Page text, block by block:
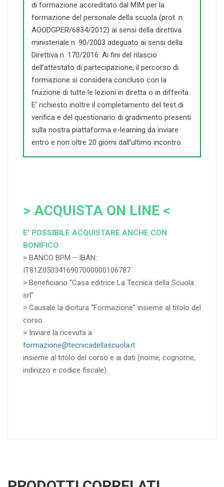
di formazione accreditato dal MIM per la
formazione del personale della scuola (prot. n.
AOODGPER/6834/2012) ai sensi della direttiva
ministeriale n. 90/2003 adeguato ai sensi della
Direttiva n. 170/2016. Ai fini del rilascio
dell’attestato di partecipazione, il percorso di
formazione si considera concluso con la
fruizione di tutte le lezioni in diretta o in differita.
E’ richiesto inoltre il completamento del test di
verifica e del questionario di gradimento presenti
sulla nostra piattaforma e-learning da inviare
entro e non oltre 20 giorni dall’ultimo incontro.
> ACQUISTA ON LINE <
E’ POSSIBILE ACQUISTARE ANCHE CON
BONIFICO
> BANCO BPM – IBAN:
IT81Z0503416907000000106787
> Beneficiario “Casa editrice La Tecnica della Scuola
srl”
> Causale la dicitura “Formazione” insieme al titolo del
corso.
> Inviare la ricevuta a
formazione@tecnicadellascuola.it
insieme al titolo del corso e ai dati (nome, cognome,
indirizzo e codice fiscale).